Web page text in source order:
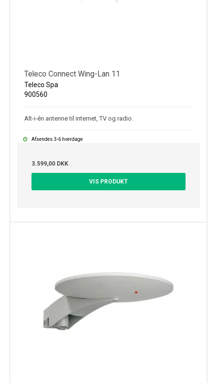
Teleco Connect Wing-Lan 11
Teleco Spa
900560
Alt-i-én antenne til internet, TV og radio.
Afsendes 3-6 hverdage
3.599,00 DKK
VIS PRODUKT